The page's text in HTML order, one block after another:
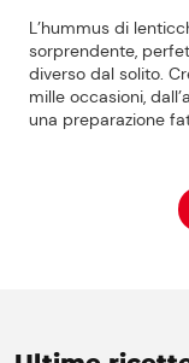
L’hummus di
sorprendente,
diverso dal solito.
mille occasioni,
una preparazione